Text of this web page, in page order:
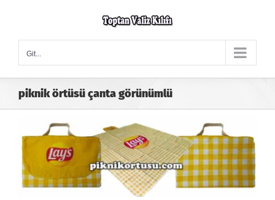
Git...
piknik örtüsü çanta görünümlü